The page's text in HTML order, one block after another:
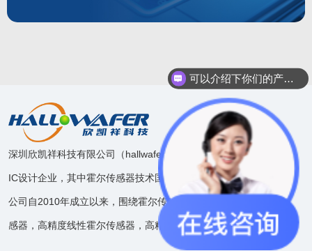
深圳欣凯祥科技有限公司（hallwafer），是一家模拟和混合信号
IC设计企业，其中霍尔传感器技术国内领先。
公司自2010年成立以来，围绕霍尔传感器技术开发了速度位置传
感器，高精度线性霍尔传感器，高精度电流传感器等产品线。
你们是怎么收费的呢？